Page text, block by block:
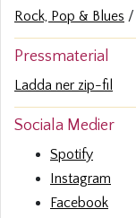
Rock, Pop & Blues
Pressmaterial
Ladda ner zip-fil
Sociala Medier
Spotify
Instagram
Facebook